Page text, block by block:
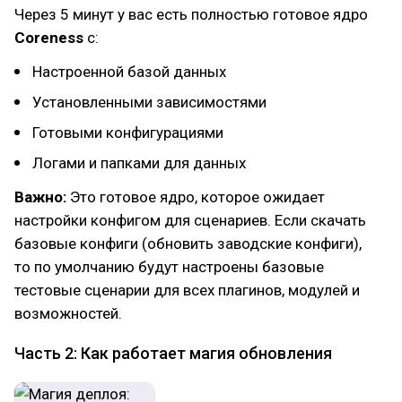
Через 5 минут у вас есть полностью готовое ядро
Coreness с:
Настроенной базой данных
Установленными зависимостями
Готовыми конфигурациями
Логами и папками для данных
Важно: Это готовое ядро, которое ожидает
настройки конфигом для сценариев. Если скачать
базовые конфиги (обновить заводские конфиги),
то по умолчанию будут настроены базовые
тестовые сценарии для всех плагинов, модулей и
возможностей.
Часть 2: Как работает магия обновления